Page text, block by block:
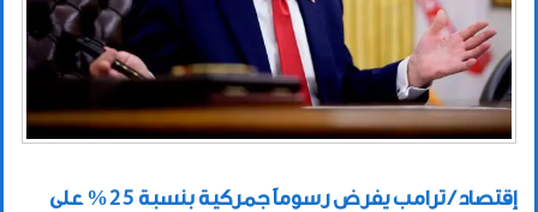
إقتصاد / ترامب يفرض رسوماً جمركية بنسبة 25% على